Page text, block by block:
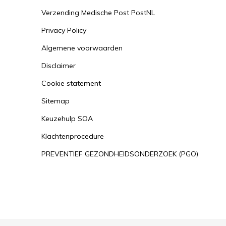
Verzending Medische Post PostNL
Privacy Policy
Algemene voorwaarden
Disclaimer
Cookie statement
Sitemap
Keuzehulp SOA
Klachtenprocedure
PREVENTIEF GEZONDHEIDSONDERZOEK (PGO)